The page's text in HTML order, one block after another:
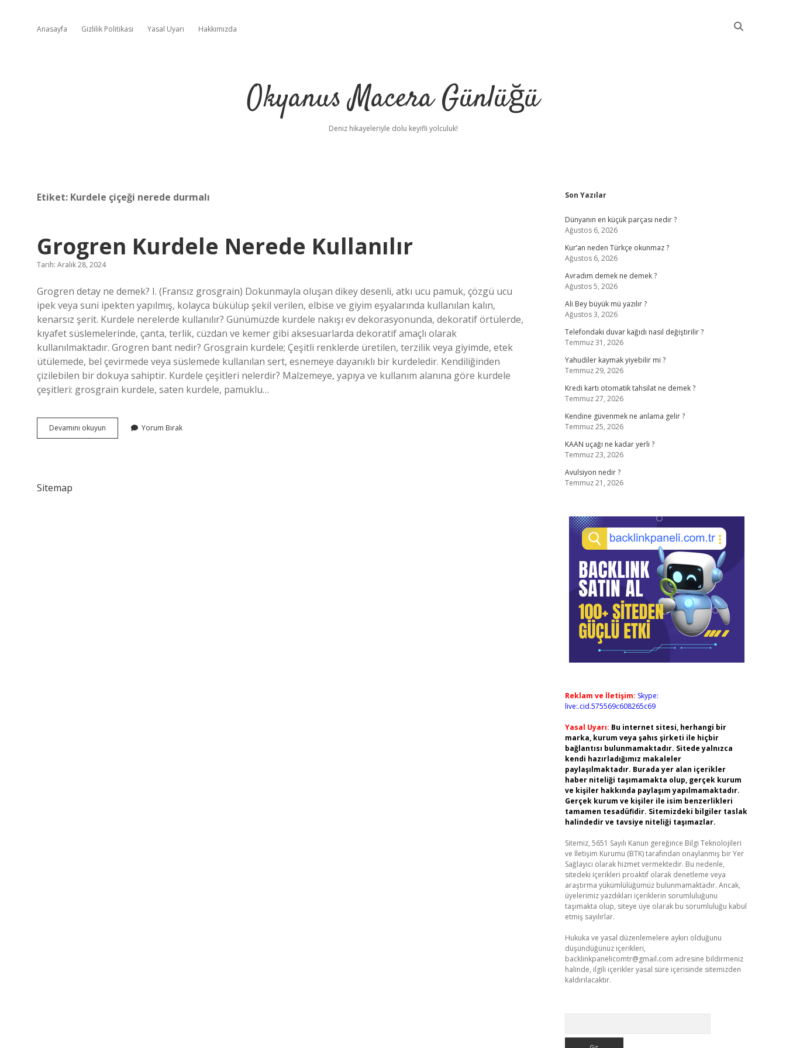
Anasayfa Gizlilik Politikası Yasal Uyarı Hakkımızda
Okyanus Macera Günlüğü
Deniz hikayeleriyle dolu keyifli yolculuk!
Etiket: Kurdele çiçeği nerede durmalı
Grogren Kurdele Nerede Kullanılır
Tarih: Aralık 28, 2024
Grogren detay ne demek? I. (Fransız grosgrain) Dokunmayla oluşan dikey desenli, atkı ucu pamuk, çözgü ucu
ipek veya suni ipekten yapılmış, kolayca bükülüp şekil verilen, elbise ve giyim eşyalarında kullanılan kalın,
kenarsız şerit. Kurdele nerelerde kullanılır? Günümüzde kurdele nakışı ev dekorasyonunda, dekoratif örtülerde,
kıyafet süslemelerinde, çanta, terlik, cüzdan ve kemer gibi aksesuarlarda dekoratif amaçlı olarak
kullanılmaktadır. Grogren bant nedir? Grosgrain kurdele; Çeşitli renklerde üretilen, terzilik veya giyimde, etek
ütülemede, bel çevirmede veya süslemede kullanılan sert, esnemeye dayanıklı bir kurdeledir. Kendiliğinden
çizilebilen bir dokuya sahiptir. Kurdele çeşitleri nelerdir? Malzemeye, yapıya ve kullanım alanına göre kurdele
çeşitleri: grosgrain kurdele, saten kurdele, pamuklu…
Devamını okuyun Grogren
Kurdele
Yorum Bırak
Sitemap
Sidebar
Son Yazılar
Dünyanın en küçük parçası nedir ?
Ağustos 6, 2026
Kur’an neden Türkçe okunmaz ?
Ağustos 6, 2026
Avradım demek ne demek ?
Ağustos 5, 2026
Ali Bey büyük mü yazılır ?
Ağustos 3, 2026
Telefondaki duvar kağıdı nasıl değiştirilir ?
Temmuz 31, 2026
Yahudiler kaymak yiyebilir mi ?
Temmuz 29, 2026
Kredi kartı otomatik tahsilat ne demek ?
Temmuz 27, 2026
Kendine güvenmek ne anlama gelir ?
Temmuz 25, 2026
KAAN uçağı ne kadar yerli ?
Temmuz 23, 2026
Avulsiyon nedir ?
Temmuz 21, 2026
Reklam ve İletişim: Skype:
live:.cid.575569c608265c69
Yasal Uyarı: Bu internet sitesi, herhangi bir
marka, kurum veya şahıs şirketi ile hiçbir
bağlantısı bulunmamaktadır. Sitede yalnızca
kendi hazırladığımız makaleler
paylaşılmaktadır. Burada yer alan içerikler
haber niteliği taşımamakta olup, gerçek kurum
ve kişiler hakkında paylaşım yapılmamaktadır.
Gerçek kurum ve kişiler ile isim benzerlikleri
tamamen tesadüfidir. Sitemizdeki bilgiler taslak
halindedir ve tavsiye niteliği taşımazlar.
Sitemiz, 5651 Sayılı Kanun gereğince Bilgi Teknolojileri
ve İletişim Kurumu (BTK) tarafından onaylanmış bir Yer
Sağlayıcı olarak hizmet vermektedir. Bu nedenle,
sitedeki içerikleri proaktif olarak denetleme veya
araştırma yükümlülüğümüz bulunmamaktadır. Ancak,
üyelerimiz yazdıkları içeriklerin sorumluluğunu
taşımakta olup, siteye üye olarak bu sorumluluğu kabul
etmiş sayılırlar.
Hukuka ve yasal düzenlemelere aykırı olduğunu
düşündüğünüz içerikleri,
backlinkpanelicomtr@gmail.com adresine bildirmeniz
halinde, ilgili içerikler yasal süre içerisinde sitemizden
kaldırılacaktır.